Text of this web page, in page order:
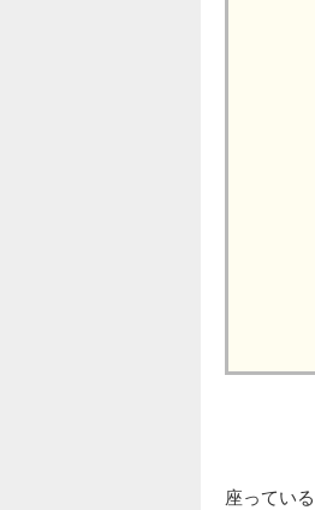
座ってい